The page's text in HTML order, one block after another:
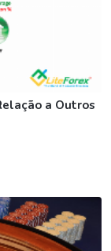
a Outros